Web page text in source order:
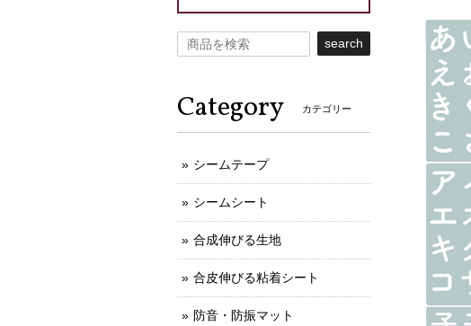
search
Category カテゴリー
シームテープ
シームシート
合成伸びる生地
合皮伸びる粘着シート
防音・防振マット